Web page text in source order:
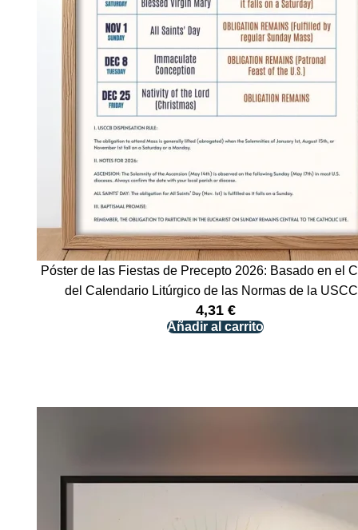
Póster de las Fiestas de Precepto 2026: Basado en el
del Calendario Litúrgico de las Normas de la
4,31 €
Añadir al carrito